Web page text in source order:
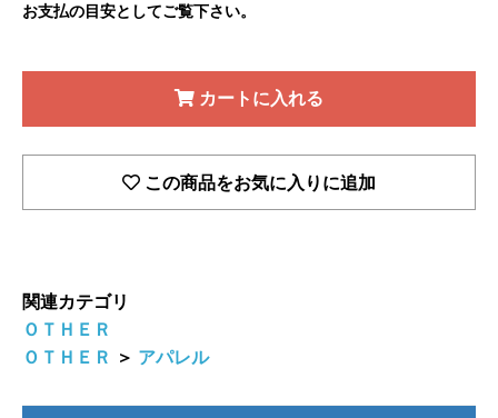
お支払の目安としてご覧下さい。
カートに入れる
この商品をお気に入りに追加
関連カテゴリ
ＯＴＨＥＲ
ＯＴＨＥＲ ＞ アパレル